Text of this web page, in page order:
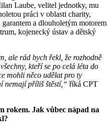
Laube, velitel jednotky, mu
práci v oblasti charity,
a dlouholetým motorem
kojenecký ústav a dětský
ale rád bych řekl, že rozhodně
kteří se po celá léta do
mohli něco udělat pro ty
nemají příliš štěstí,“ říká CPT
rokem. Jak vůbec nápad na